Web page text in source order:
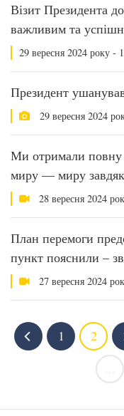
Візит Президента
важливим та
29 вересня 2024 року -
Президент
29 вересня 2024
Ми отримали повну
миру — миру
28 вересня 2024
План перемоги
пункт пояснили –
27 вересня 2024
1 2